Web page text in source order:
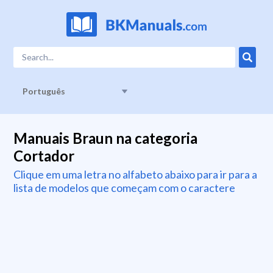
Português
Manuais Braun na categoria
Cortador
Clique em uma letra no alfabeto abaixo para ir para a
lista de modelos que começam com o caractere